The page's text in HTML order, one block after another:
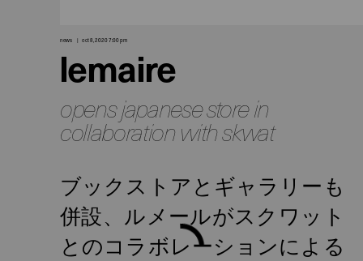
news oct 8, 2020 7:00 pm
lemaire
opens japanese store in
collaboration with skwat